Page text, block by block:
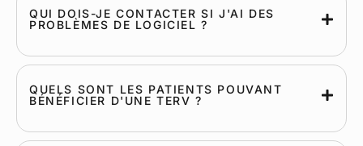
QUI DOIS-JE CONTACTER SI J'AI DES
PROBLÈMES DE LOGICIEL ?
QUELS SONT LES PATIENTS POUVANT
BÉNÉFICIER D'UNE TERV ?